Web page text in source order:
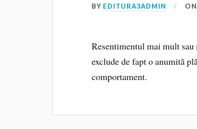
BY EDITURA3ADMIN ON
Resentimentul mai mult
exclude de fapt o anumită
comportament.